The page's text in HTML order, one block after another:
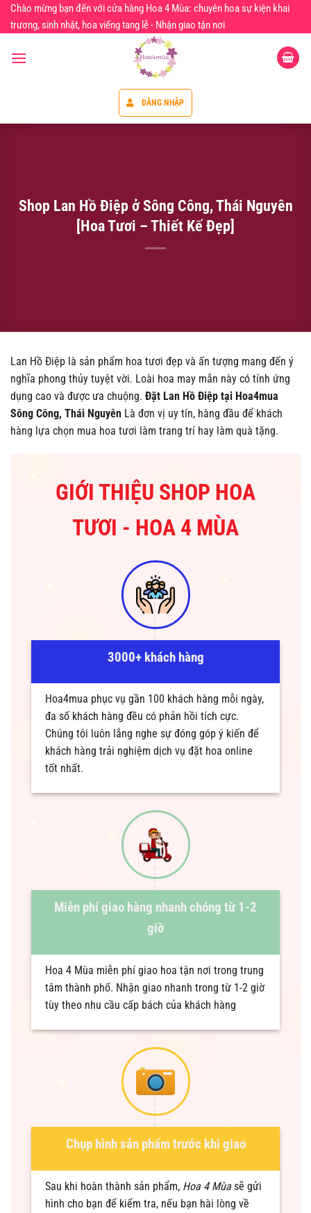
Chuyển
đến
dung
Chào mừng bạn đến với cửa hàng Hoa 4 Mùa: chuyên hoa sự kiện khai
trương, sinh nhật, hoa viếng tang lễ - Nhận giao tận nơi
ĐĂNG NHẬP
Shop Lan Hồ Điệp ở Sông Công, Thái Nguyên
[Hoa Tươi – Thiết Kế Đẹp]
Lan Hồ Điệp là sản phẩm hoa tươi đẹp và ấn tượng mang đến ý
nghĩa phong thủy tuyệt vời. Loài hoa may mắn này có tính ứng
dụng cao và được ưa chuộng. Đặt Lan Hồ Điệp tại Hoa4mua
Sông Công, Thái Nguyên Là đơn vị uy tín, hàng đầu để khách
hàng lựa chọn mua hoa tươi làm trang trí hay làm quà tặng.
GIỚI THIỆU SHOP HOA
TƯƠI - HOA 4 MÙA
3000+ khách hàng
Hoa4mua phục vụ gần 100 khách hàng mỗi ngày,
đa số khách hàng đều có phản hồi tích cực.
Chúng tôi luôn lắng nghe sự đóng góp ý kiến để
khách hàng trải nghiệm dịch vụ đặt hoa online
tốt nhất.
Miễn phí giao hàng nhanh chóng từ 1-2
giờ
Hoa 4 Mùa miễn phí giao hoa tận nơi trong trung
tâm thành phố. Nhận giao nhanh trong từ 1-2 giờ
tùy theo nhu cầu cấp bách của khách hàng
Chụp hình sản phẩm trước khi giao
Sau khi hoàn thành sản phẩm, Hoa 4 Mùasẽ gửi
hình cho bạn để kiểm tra, nếu bạn hài lòng về